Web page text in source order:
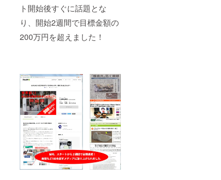
ト開始後すぐに話題とな
り、開始2週間で目標金額の
200万円を超えました！